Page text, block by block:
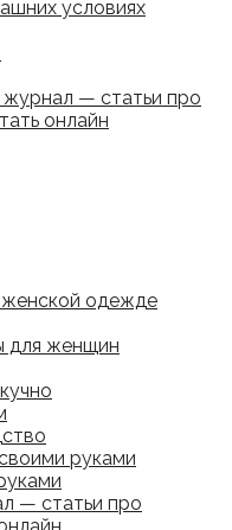
условиях
— статьи про
онлайн
одежде
для женщин
руками
— статьи про